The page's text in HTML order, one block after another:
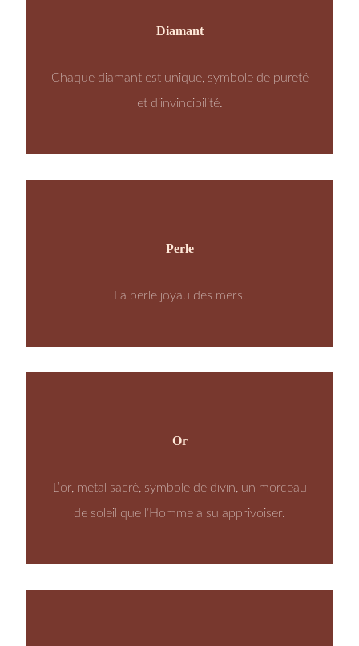
Diamant
Chaque diamant est unique, symbole de pureté
et d’invincibilité.
Perle
La perle joyau des mers.
Or
L’or, métal sacré, symbole de divin, un morceau
de soleil que l’Homme a su apprivoiser.